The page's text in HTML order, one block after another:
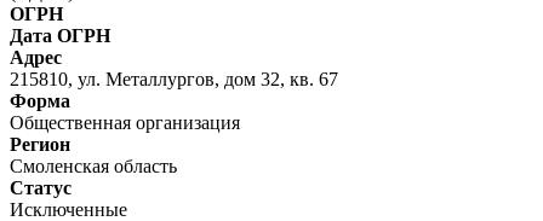
ОГРН
Дата ОГРН
Адрес
215810, ул. Металлургов, дом 32, кв. 67
Форма
Общественная организация
Регион
Смоленская область
Статус
Исключенные